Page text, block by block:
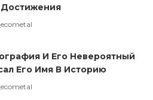
И Его Невероятный
Его Имя В Историю